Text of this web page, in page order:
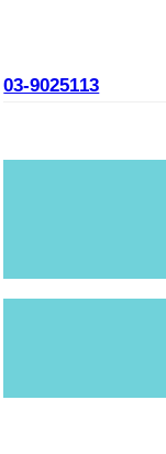
03-9025113